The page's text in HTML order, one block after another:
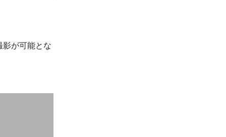
影が可能とな